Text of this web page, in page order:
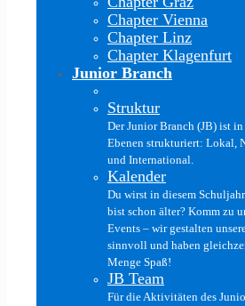
Chapter Vienna
Chapter Linz
Chapter Klagenfurt
Junior Branch
Struktur
Der Junior Branch (JB) ist
Ebenen strukturiert: Lokal,
und International.
Kalender
Du wirst in diesem
bist schon älter? Komm zu
Events – wir gestalten
sinnvoll und haben
Menge Spaß!
JB Team
Für die Aktivitäten des